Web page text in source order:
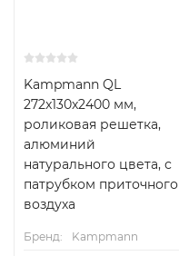
Kampmann QL
272x130x2400 мм,
роликовая решетка,
алюминий
натурального цвета, с
патрубком приточного
воздуха
Бренд:
Kampmann